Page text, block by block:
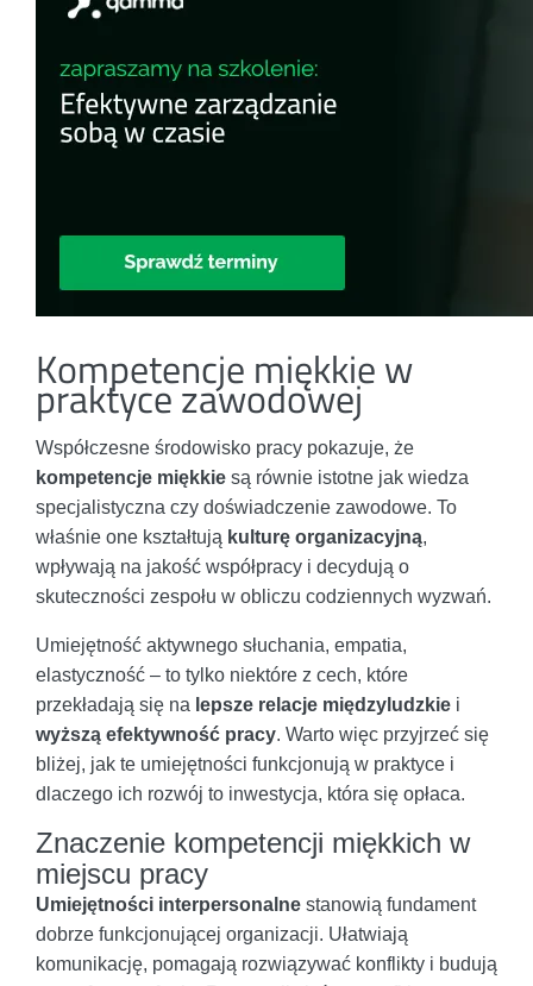
Kompetencje miękkie w
praktyce zawodowej
Współczesne środowisko pracy pokazuje, że
kompetencje miękkie są równie istotne jak wiedza
specjalistyczna czy doświadczenie zawodowe. To
właśnie one kształtują kulturę organizacyjną,
wpływają na jakość współpracy i decydują o
skuteczności zespołu w obliczu codziennych wyzwań.
Umiejętność aktywnego słuchania, empatia,
elastyczność – to tylko niektóre z cech, które
przekładają się na lepsze relacje międzyludzkie i
wyższą efektywność pracy. Warto więc przyjrzeć się
bliżej, jak te umiejętności funkcjonują w praktyce i
dlaczego ich rozwój to inwestycja, która się opłaca.
Znaczenie kompetencji miękkich w
miejscu pracy
Umiejętności interpersonalne stanowią fundament
dobrze funkcjonującej organizacji. Ułatwiają
komunikację, pomagają rozwiązywać konflikty i budują